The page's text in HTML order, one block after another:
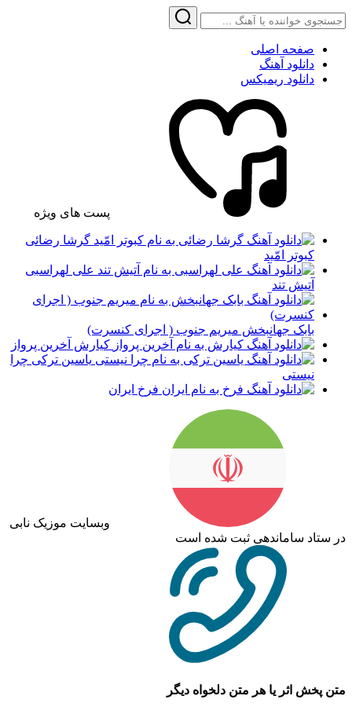
صفحه اصلی
دانلود آهنگ
دانلود ریمیکس
پست های ویژه
گرشا رضائی
کبوتر امّید
علی لهراسبی
آتیش تند
بابک جهانبخش میریم جنوب ( اجرای کنسرت)
کیارش آخرین پرواز
یاسین ترکی چرا
نیستی
فرخ ایران
وبسایت موزیک نابی
در ستاد ساماندهی ثبت شده است
متن پخش اثر یا هر متن دلخواه دیگر